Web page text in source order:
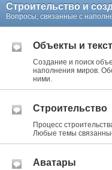
Строительство и
Вопросы, связанные с
Объекты и
Создание и поиск
наполнения миров.
ними.
Строительство
Процесс
Любые темы
Аватары